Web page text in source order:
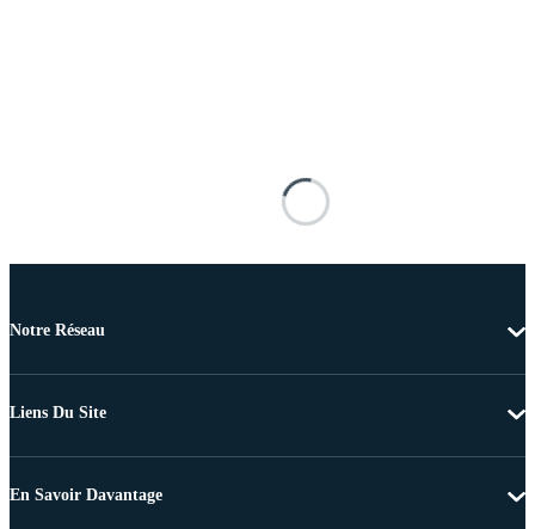
Notre Réseau
Liens Du Site
En Savoir Davantage